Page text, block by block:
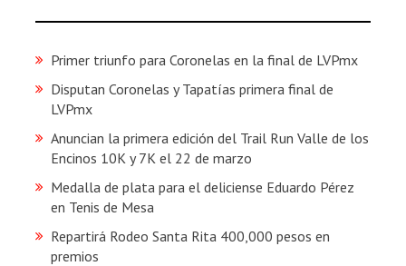
Primer triunfo para Coronelas en la final de LVPmx
Disputan Coronelas y Tapatías primera final de
LVPmx
Anuncian la primera edición del Trail Run Valle de los
Encinos 10K y 7K el 22 de marzo
Medalla de plata para el deliciense Eduardo Pérez
en Tenis de Mesa
Repartirá Rodeo Santa Rita 400,000 pesos en
premios